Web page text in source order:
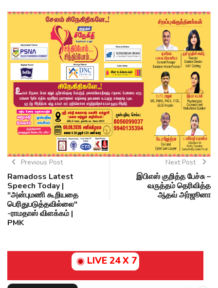
Previous Post
Ramadoss Latest
Speech Today |
"அன்புமணி கூறியதை
பெரிதுபடுத்தவில்லை"
-ராமதாஸ் விளக்கம் |
PMK
Next Post
இபிஎஸ் குறித்த பேச்சு –
வருத்தம் தெரிவித்த
ஆதவ் அர்ஜூனா
LIVE 24 X 7